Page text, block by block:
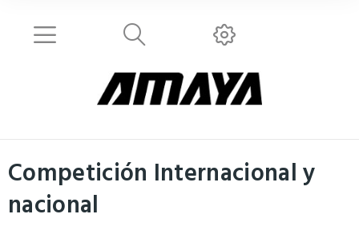
Competición Internacional y
nacional